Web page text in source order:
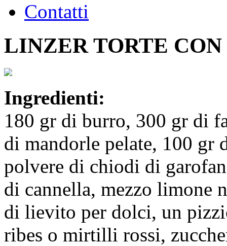
Contatti
LINZER TORTE
Ingredienti:
180 gr di burro, 300 gr di
di mandorle pelate, 100
polvere di chiodi di
di cannella, mezzo limone
di lievito per dolci, un
ribes o mirtilli rossi,